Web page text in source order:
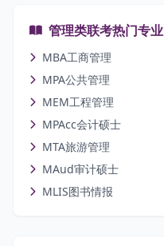
管理类联考热门专业
MBA工商管理
MPA公共管理
MEM工程管理
MPAcc会计硕士
MTA旅游管理
MAud审计硕士
MLIS图书情报